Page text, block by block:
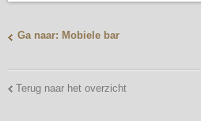
Ga naar: Mobiele bar
Terug naar het overzicht